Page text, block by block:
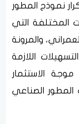
نموذج المطور
المختلفة التي
والمرونة
اللازمة
الاستثمار
الصناعي